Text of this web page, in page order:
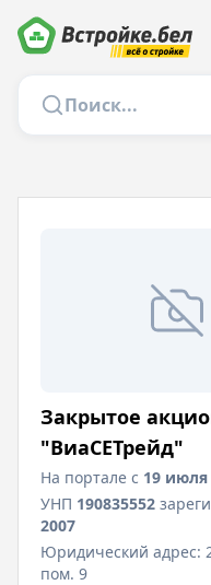
Закрытое
"ВиаСЕТрейд"
На портале с 19 июля
УНП 190835552
2007
Юридический адрес:
пом. 9